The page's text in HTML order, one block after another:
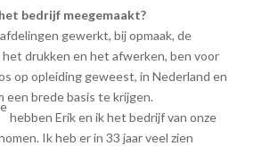
bedrijf meegemaakt?
gewerkt, bij opmaak, de
drukken en het afwerken, ben voor
op opleiding geweest, in Nederland en
een brede basis te krijgen.
hebben Erik en ik het bedrijf van onze
Ik heb er in 33 jaar veel zien